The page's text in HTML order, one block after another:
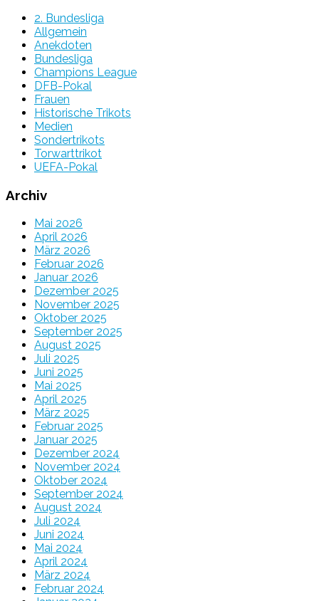
2. Bundesliga
Allgemein
Anekdoten
Bundesliga
Champions League
DFB-Pokal
Frauen
Historische Trikots
Medien
Sondertrikots
Torwarttrikot
UEFA-Pokal
Archiv
Mai 2026
April 2026
März 2026
Februar 2026
Januar 2026
Dezember 2025
November 2025
Oktober 2025
September 2025
August 2025
Juli 2025
Juni 2025
Mai 2025
April 2025
März 2025
Februar 2025
Januar 2025
Dezember 2024
November 2024
Oktober 2024
September 2024
August 2024
Juli 2024
Juni 2024
Mai 2024
April 2024
März 2024
Februar 2024